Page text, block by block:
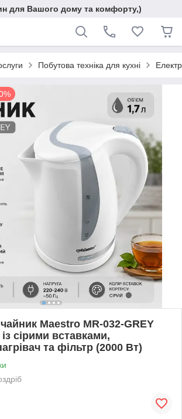
для Вашого дому та комфорту,)
Побутова техніка для кухні
Maestro MR-032-GREY
сірими вставками,
та фільтр (2000 Вт)